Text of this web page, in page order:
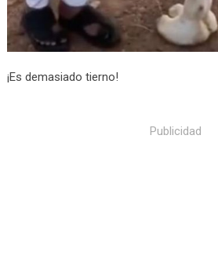
¡Es demasiado tierno!
Publicidad